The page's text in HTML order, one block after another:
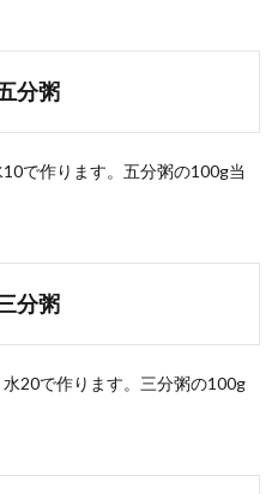
分粥
で作ります。五分粥の100g当
分粥
20で作ります。三分粥の100g